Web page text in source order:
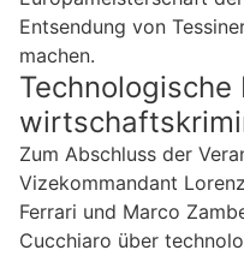
Entsendung von
machen.
Zum Abschluss der
Vizekommandant
Ferrari und Marco
Cucchiaro über